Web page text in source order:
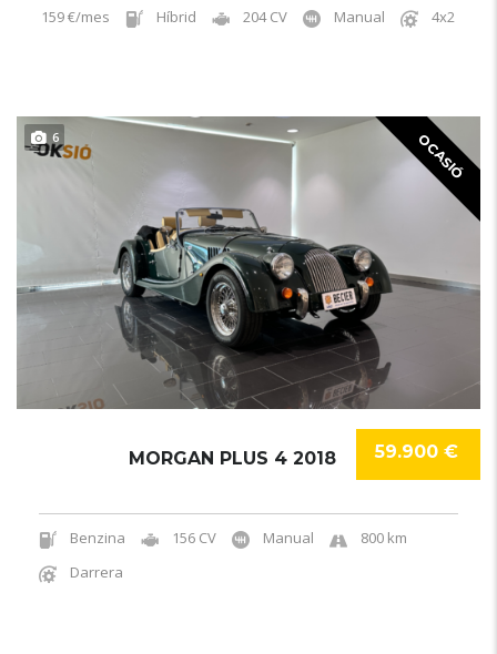
159 €/mes Híbrid 204 CV Manual 4x2
OCASIÓ
6
59.900 €
MORGAN PLUS 4 2018
Benzina 156 CV Manual
800 km
Darrera